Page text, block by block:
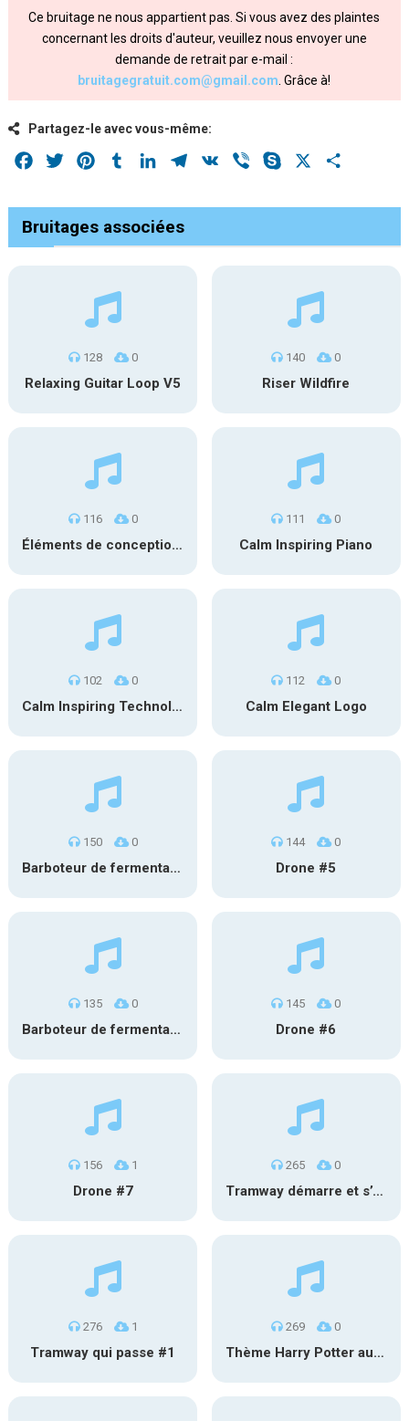
Ce bruitage ne nous appartient pas. Si vous avez des plaintes
concernant les droits d'auteur, veuillez nous envoyer une
demande de retrait par e-mail :
bruitagegratuit.com@gmail.com . Grâce à!
Partagez-le avec vous-même:
Facebook
Twitter PinterestTumblrLinkedInTelegram
VK Viber Skype
Bruitages associées
128 0
Relaxing Guitar Loop V5
140 0
Riser Wildfire
116 0
Éléments de conception sonore SFX PS 022
111 0
Calm Inspiring Piano
102 0
Calm Inspiring Technology Logo
112 0
Calm Elegant Logo
150 0
Barboteur de fermentation #1
144 0
Drone #5
135 0
Barboteur de fermentation #2
145 0
Drone #6
156 1
Drone #7
265 0
Tramway démarre et s’éloigne #2
276 1
Tramway qui passe #1
269 0
Thème Harry Potter au carillon